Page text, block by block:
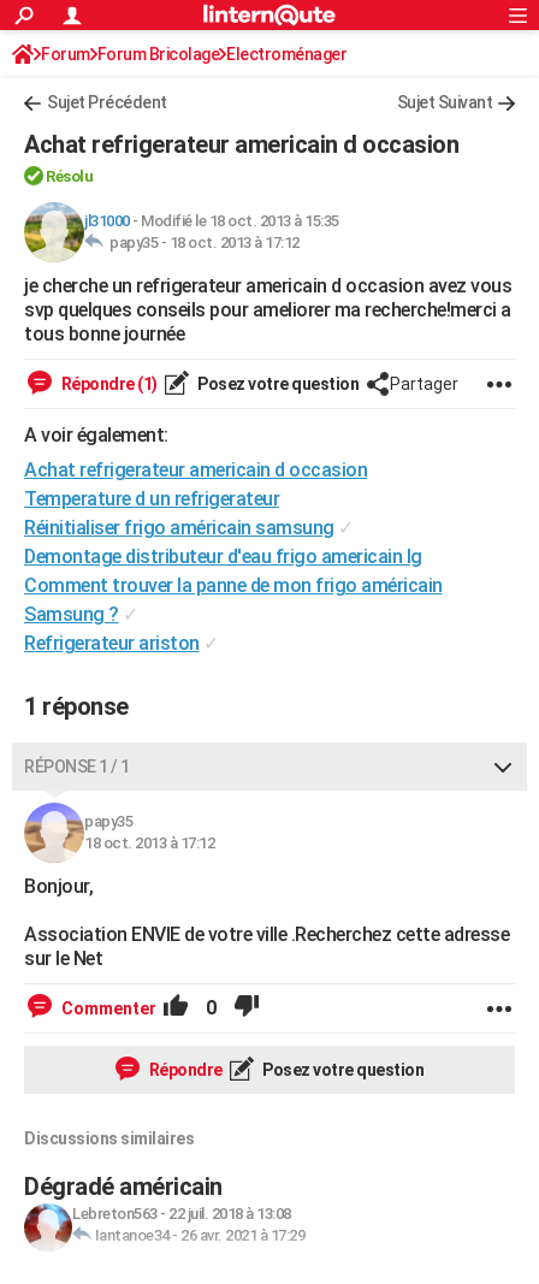
ACTUALITÉS
Politique
Société
Faits Divers
Education
Monde
Villes
+
Programme TV
TNTStreaming
Cinéma
Sorties cinéma
Musique
+FINANCE
Retraite
Impôts
Epargne
Immobilier
Risques naturels par ville
Banque
Assurance
Crédit
AUTO
Essais
Réserver un essai
Citadines
Berlines
SUV
Forum auto
Mobiles
Meilleur smartphone
Internet
Ordinateurs
Jeux vidéo
Guide high-tech
+BRICOLAGE
WEEK-END
Art de vivre
Bien-être
Loisirs
Mode
Modes de vie
SANTE
Alimentation
Guide de la santé
Maladies
Médicaments
Sommeil
VOYAGE
Destinations
City break
Voyage nature
Voyage de noces
Forum
Climat
+PHOTO
GUIDES D'ACHAT
CARTE DE VOEUX
Carte de Noël
Carte Bonne année
Carte Saint-Valentin
Carte Pâques
Carte d'anniversaire
DICTIONNAIRE
Dictionnaire
Biographies
Citations
Expressions
Proverbes
PROGRAMME TV
COPAINS D'AVANT
FORUM
Bricolage
Lifestyle
Culture
Sport
Auto
Television
Voyage
Cinema
S'inscrire
Connexion
Forum Forum Bricolage Electroménager
Sujet Précédent Sujet Suivant
Achat refrigerateur americain d occasion
Résolu
jl31000- Modifié le 18 oct. 2013 à 15:35
papy35 - 18 oct. 2013 à 17:12
je cherche un refrigerateur americain d occasion avez vous
svp quelques conseils pour ameliorer ma recherche!merci a
tous bonne journée
Répondre (1) Posez votre question Partager
A voir également:
Achat refrigerateur americain d occasion
Temperature d un refrigerateur
Réinitialiser frigo américain samsung ✓
Demontage distributeur d'eau frigo americain lg
Comment trouver la panne de mon frigo américain
Samsung ? ✓
Refrigerateur ariston ✓
1 réponse
RÉPONSE 1 / 1
papy35
18 oct. 2013 à 17:12
Bonjour,
Association ENVIE de votre ville .Recherchez cette adresse
sur le Net
Commenter 0
Répondre Posez votre question
Discussions similaires
Dégradé américain
Lebreton563- 22 juil. 2018 à 13:08
Iantanoe34- 26 avr. 2021 à 17:29